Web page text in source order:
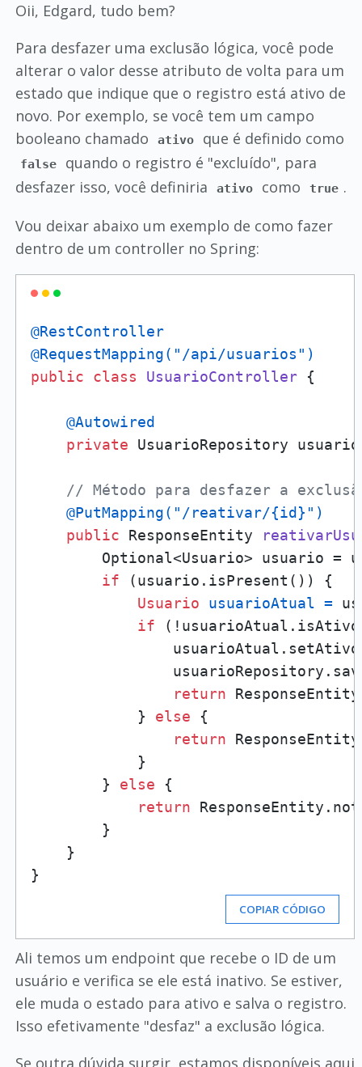
Oii, Edgard, tudo bem?
Para desfazer uma exclusão lógica, você pode
alterar o valor desse atributo de volta para um
estado que indique que o registro está ativo de
novo. Por exemplo, se você tem um campo
booleano chamado
ativo que é definido como
false
quando o registro é "excluído", para
desfazer isso, você definiria
ativo como true .
Vou deixar abaixo um exemplo de como fazer
dentro de um controller no Spring:
@RestController
@RequestMapping("/api/usuarios")
public
class UsuarioController {
@Autowired
private UsuarioRepository
// Método para desfazer a
@PutMapping("/reativar/{id}")
public ResponseEntity
Optional<Usuario> usuario =
if (usuario.isPresent()) {
Usuario
usuarioAtual =
if
return
            }
else {
return
            }
        }
else {
return
        }
    }
COPIAR CÓDIGO
Ali temos um endpoint que recebe o ID de um
usuário e verifica se ele está inativo. Se estiver,
ele muda o estado para ativo e salva o registro.
Isso efetivamente "desfaz" a exclusão lógica.
Se outra dúvida surgir, estamos disponíveis aqui